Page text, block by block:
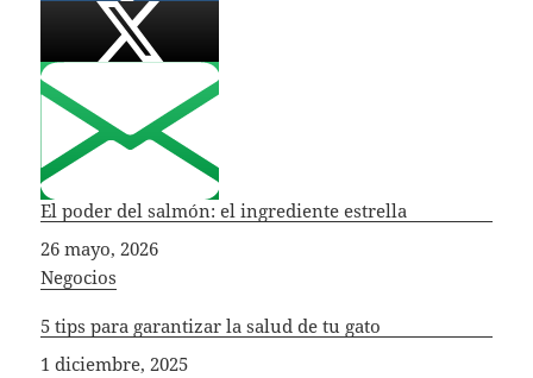
El poder del salmón: el ingrediente estrella
Fecha
26 mayo, 2026
In relation to
Negocios
5 tips para garantizar la salud de tu gato
Fecha
1 diciembre, 2025